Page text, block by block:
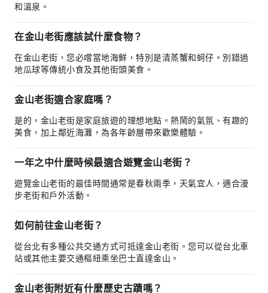
和溫泉。
在金山老街應該試什麼食物？
在金山老街，您必嚐當地海鮮，特別是清蒸蟹和蚵仔。別錯過
地瓜球等傳統小食及其他街頭美食。
金山老街適合家庭嗎？
是的，金山老街是家庭旅遊的理想地點。熱鬧的氣氛、有趣的
美食，加上鄰近海灘，為各年齡層帶來歡樂體驗。
一年之中什麼時候最適合遊覽金山老街？
遊覽金山老街的最佳時間通常是春秋兩季，天氣宜人，適合漫
步老街和戶外活動。
如何前往金山老街？
從台北有多種公共交通方式可抵達金山老街。您可以從台北車
站或其他主要交通樞紐乘坐巴士直達金山。
金山老街附近有什麼歷史古蹟嗎？